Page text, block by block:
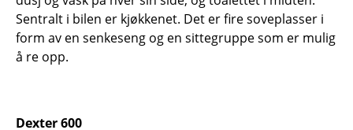
Sentralt i bilen er kjøkkenet. Det er fire soveplasser i
form av en senkeseng og en sittegruppe som er mulig
å re opp.
Dexter 600